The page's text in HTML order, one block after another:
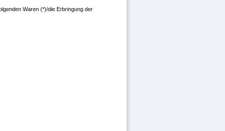
Waren (*)/die Erbringung der